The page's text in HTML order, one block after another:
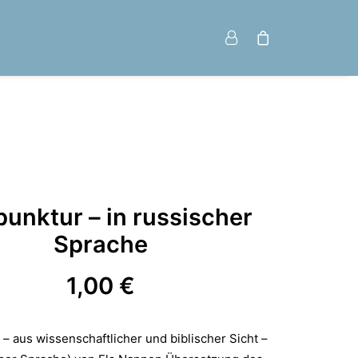
– in russischer
Sprache
1,00 €
aus wissenschaftlicher und biblischer Sicht –